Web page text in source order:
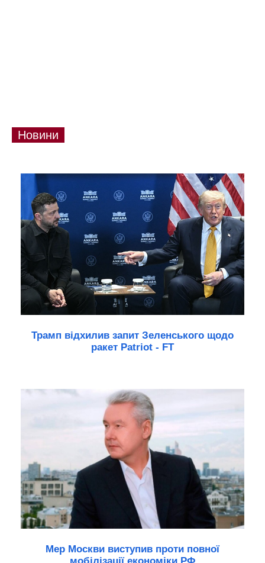
Новини
Трамп відхилив запит Зеленського щодо
ракет Patriot - FT
Мер Москви виступив проти повної